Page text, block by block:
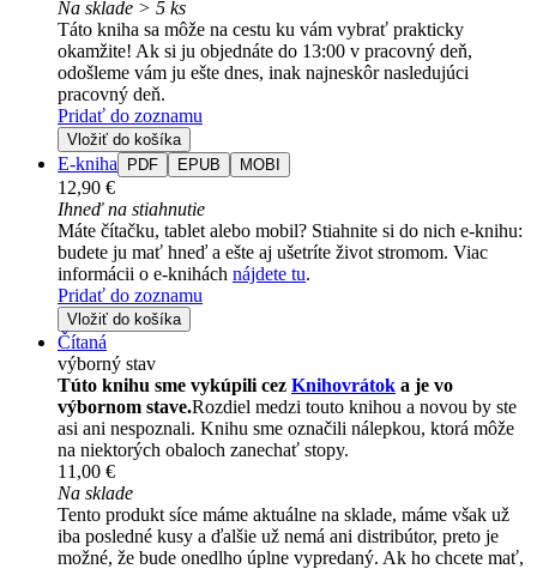
Na sklade > 5 ks
Táto kniha sa môže na cestu ku vám vybrať prakticky
okamžite! Ak si ju objednáte do 13:00 v pracovný deň,
odošleme vám ju ešte dnes, inak najneskôr nasledujúci
pracovný deň.
Pridať do zoznamu
Vložiť do košíka
E-kniha PDF EPUB MOBI
12,90 €
Ihneď na stiahnutie
Máte čítačku, tablet alebo mobil? Stiahnite si do nich e-knihu:
budete ju mať hneď a ešte aj ušetríte život stromom. Viac
informácii o e-knihách nájdete tu.
Pridať do zoznamu
Vložiť do košíka
Čítaná
výborný stav
Túto knihu sme vykúpili cez Knihovrátok a je vo
výbornom stave.Rozdiel medzi touto knihou a novou by ste
asi ani nespoznali. Knihu sme označili nálepkou, ktorá môže
na niektorých obaloch zanechať stopy.
11,00 €
Na sklade
Tento produkt síce máme aktuálne na sklade, máme však už
iba posledné kusy a ďalšie už nemá ani distribútor, preto je
možné, že bude onedlho úplne vypredaný. Ak ho chcete mať,